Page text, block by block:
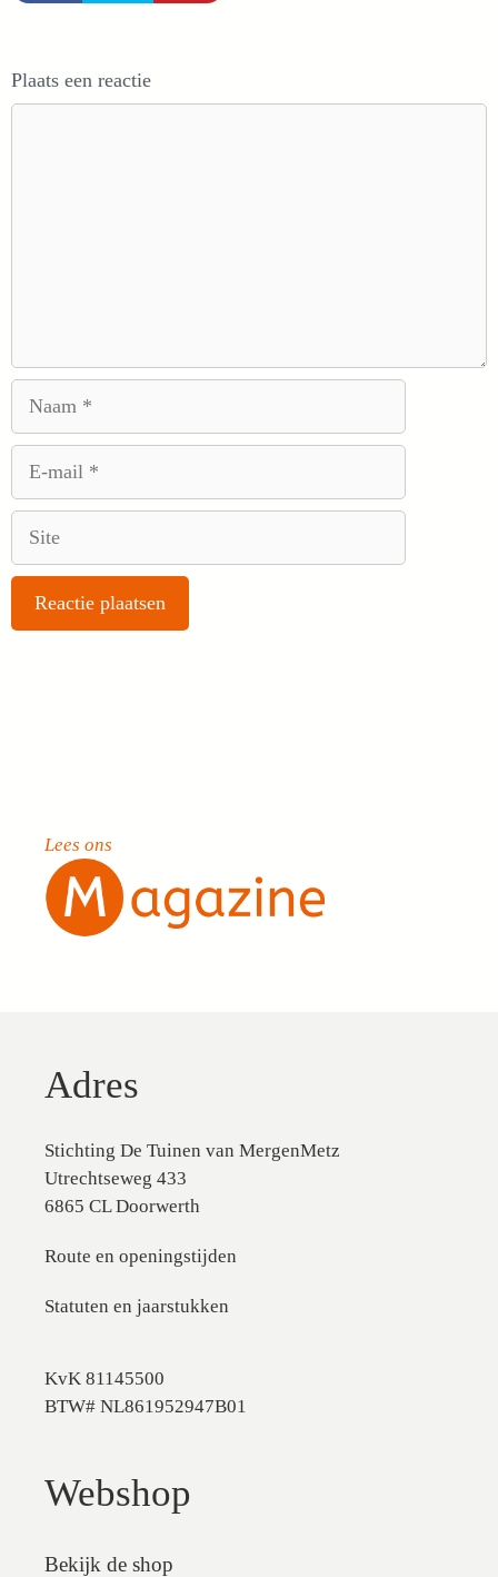
Plaats een reactie
Lees ons
Adres
Stichting De Tuinen van MergenMetz
Utrechtseweg 433
6865 CL Doorwerth
Route en openingstijden
Statuten en jaarstukken
KvK 81145500
BTW# NL861952947B01
Webshop
Bekijk de shop